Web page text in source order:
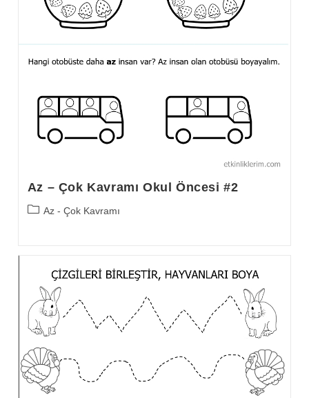
Az – Çok Kavramı Okul Öncesi #2
PostAz - Çok Kavramı